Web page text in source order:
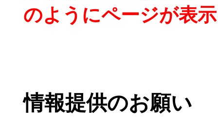
のようにページが表
情報提供のお願い